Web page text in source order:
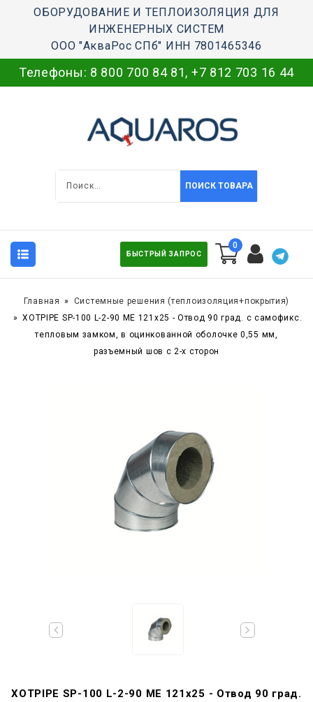
ОБОРУДОВАНИЕ И ТЕПЛОИЗОЛЯЦИЯ ДЛЯ
ИНЖЕНЕРНЫХ СИСТЕМ
ООО "АкваРос СПб" ИНН 7801465346
Телефоны: 8 800 700 84 81, +7 812 703 16 44
ПОИСК ТОВАРА
БЫСТРЫЙ ЗАПРОС
0
Главная
Системные решения (теплоизоляция+покрытия)
XOTPIPE SP-100 L-2-90 ME 121x25 - Отвод 90 град. c самофикс.
тепловым замком, в оцинкованной оболочке 0,55 мм,
разъемный шов с 2-х сторон
XOTPIPE SP-100 L-2-90 ME 121x25 - Отвод 90 град.